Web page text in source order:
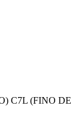
C7L (FINO DE